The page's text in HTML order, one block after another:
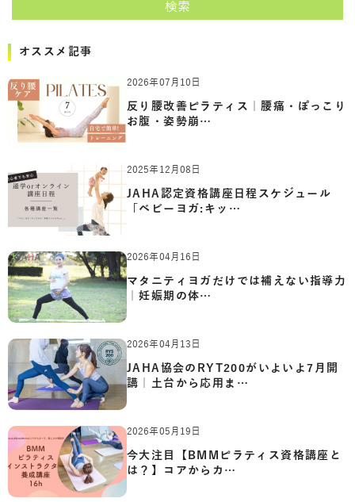
検索
オススメ記事
2026年07月10日
反り腰改善ピラティス｜腰痛・ぽっこり
お腹・姿勢崩…
2025年12月08日
JAHA認定資格講座日程スケジュール
「ベビーヨガ:キッ…
2026年04月16日
マタニティヨガだけでは補えない指導力
｜妊娠期の体…
2026年04月13日
JAHA協会のRYT200がいよいよ7月開
講｜土台から応用ま…
2026年05月19日
今大注目【BMMピラティス資格講座と
は？】コアからカ…